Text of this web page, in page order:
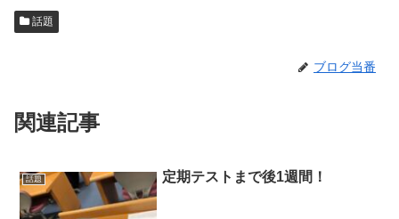
話題
ブログ当番
関連記事
話題 定期テストまで後1週間！